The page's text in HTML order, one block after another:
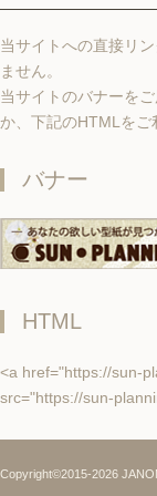
当サイトへの直接リ
ません。
当サイトのバナーを
か、下記のHTMLをご
バナー
HTML
<a href="https://sun-
src="https://sun-
Copyright©2015-2026